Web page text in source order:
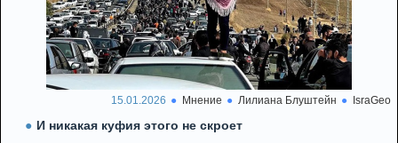
15.01.2026 Мнение Лилиана Блуштейн IsraGeo
И никакая куфия этого не скроет